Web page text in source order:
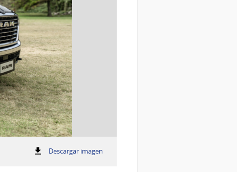
Descargar imagen: